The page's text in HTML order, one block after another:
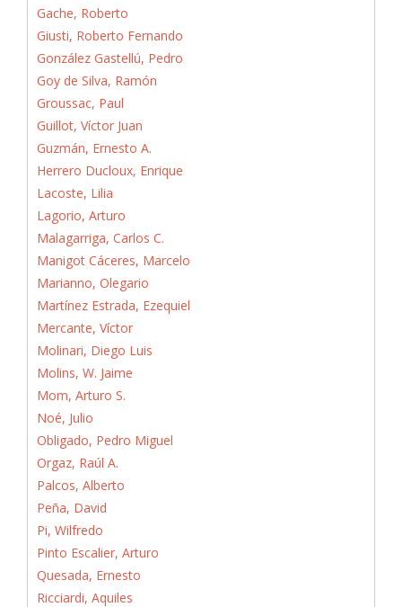
Gache, Roberto
Giusti, Roberto Fernando
González Gastellú, Pedro
Goy de Silva, Ramón
Groussac, Paul
Guillot, Víctor Juan
Guzmán, Ernesto A.
Herrero Ducloux, Enrique
Lacoste, Lilia
Lagorio, Arturo
Malagarriga, Carlos C.
Manigot Cáceres, Marcelo
Marianno, Olegario
Martínez Estrada, Ezequiel
Mercante, Víctor
Molinari, Diego Luis
Molins, W. Jaime
Mom, Arturo S.
Noé, Julio
Obligado, Pedro Miguel
Orgaz, Raúl A.
Palcos, Alberto
Peña, David
Pi, Wilfredo
Pinto Escalier, Arturo
Quesada, Ernesto
Ricciardi, Aquiles